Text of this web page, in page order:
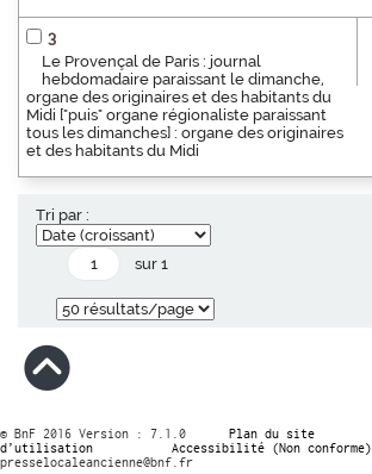
3
Le Provençal de Paris : journal
hebdomadaire paraissant le dimanche,
organe des originaires et des habitants du
Midi ["puis" organe régionaliste paraissant
tous les dimanches] : organe des originaires
et des habitants du Midi
Tri par :
sur 1
© BnF 2016 Version : 7.1.0 Plan du site
d’utilisation
Accessibilité (Non conforme)
presselocaleancienne@bnf.fr